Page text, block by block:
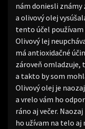
nám doniesli známy
a olivový olej
tento účel používam
Olivový lej
má antioxidačné
zároveň omladzuje,
a takto by som
Olivový olej je
a vrelo vám ho
ráno aj večer.
ho užívam na telo aj